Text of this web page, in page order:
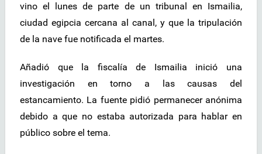
vino el lunes de parte de un tribunal en Ismailia,
ciudad egipcia cercana al canal, y que la tripulación
de la nave fue notificada el martes.
Añadió que la fiscalía de Ismailia inició una
investigación en torno a las causas del
estancamiento. La fuente pidió permanecer anónima
debido a que no estaba autorizada para hablar en
público sobre el tema.